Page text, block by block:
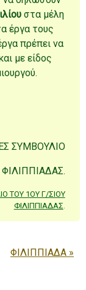
στα μέλη
έργα τους
πρέπει να
με είδος
ΣΥΜΒΟΥΛΙΟ
ΤΟΥ 1ΟΥ Γ/ΣΙΟΥ
ΦΙΛΙΠΠΙΑΔΑΣ
ΦΙΛΙΠΠΙΑΔΑ »